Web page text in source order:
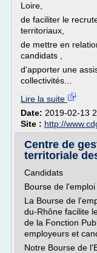
Loire,
de faciliter le
territoriaux,
de mettre en
candidats ,
d'apporter une
collectivités...
Lire la suite
Date: 2019-02-13
Site : http://
Centre de
territoriale
Candidats
Bourse de l'emploi
La Bourse de
du-Rhône facilite
de la Fonction
employeurs et
Notre Bourse de